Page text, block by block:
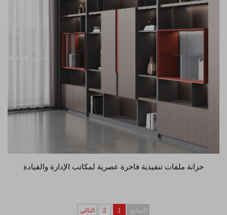
خزانة ملفات تنفيذية فاخرة عصرية لمكاتب الإدارة والقيادة
السابق 1
2 التالي